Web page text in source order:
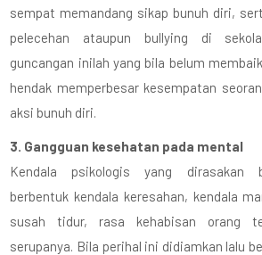
sempat memandang sikap bunuh diri,
pelecehan ataupun bullying di
guncangan inilah yang bila belum
hendak memperbesar kesempatan
aksi bunuh diri.
3. Gangguan kesehatan pada mental
Kendala psikologis yang dirasakan
berbentuk kendala keresahan, kendala
susah tidur, rasa kehabisan orang
serupanya. Bila perihal ini didiamkan lalu